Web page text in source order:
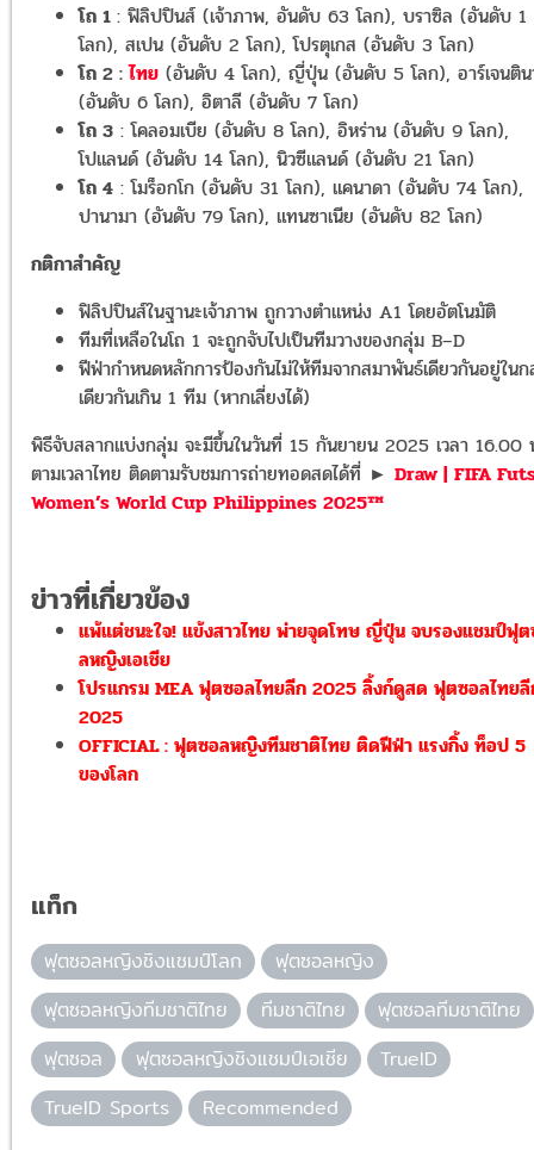
โถ 1 : ฟิลิปปินส์ (เจ้าภาพ, อันดับ 63 โลก), บราซิล (อันดับ 1
โลก), สเปน (อันดับ 2 โลก), โปรตุเกส (อันดับ 3 โลก)
โถ 2 :ไทย (อันดับ 4 โลก), ญี่ปุ่น (อันดับ 5 โลก), อาร์เจนติ
(อันดับ 6 โลก), อิตาลี (อันดับ 7 โลก)
โถ 3 : โคลอมเบีย (อันดับ 8 โลก), อิหร่าน (อันดับ 9 โลก),
โปแลนด์ (อันดับ 14 โลก), นิวซีแลนด์ (อันดับ 21 โลก)
โถ 4 : โมร็อกโก (อันดับ 31 โลก), แคนาดา (อันดับ 74 โลก),
ปานามา (อันดับ 79 โลก), แทนซาเนีย (อันดับ 82 โลก)
กติกาสำคัญ
ฟิลิปปินส์ในฐานะเจ้าภาพ ถูกวางตำแหน่ง A1 โดยอัตโนมัติ
ทีมที่เหลือในโถ 1 จะถูกจับไปเป็นทีมวางของกลุ่ม B–D
ฟีฟ่ากำหนดหลักการป้องกันไม่ให้ทีมจากสมาพันธ์เดียวกันอยู่ใน
เดียวกันเกิน 1 ทีม (หากเลี่ยงได้)
พิธีจับสลากแบ่งกลุ่ม จะมีขึ้นในวันที่ 15 กันยายน 2025 เวลา 16.00
ตามเวลาไทย ติดตามรับชมการถ่ายทอดสดได้ที่ ► Draw | FIFA
Women’s World Cup Philippines 2025™
ข่าวที่เกี่ยวข้อง
แพ้แต่ชนะใจ! แข้งสาวไทย พ่ายจุดโทษ ญี่ปุ่น จบรองแชมป์ฟุ
ลหญิงเอเชีย
โปรแกรม MEA ฟุตซอลไทยลีก 2025 ลิ้งก์ดูสด ฟุตซอลไทย
2025
OFFICIAL : ฟุตซอลหญิงทีมชาติไทย ติดฟีฟ่า แรงกิ้ง ท็อป 5
ของโลก
แท็ก
ฟุตซอลหญิงชิงแชมป์โลก
ฟุตซอลหญิง
ฟุตซอลหญิงทีมชาติไทย
ทีมชาติไทย
ฟุตซอลทีมชาติไทย
ฟุตซอล
ฟุตซอลหญิงชิงแชมป์เอเชีย
TrueID
TrueID Sports
Recommended